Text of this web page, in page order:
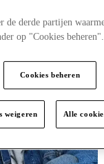
de derde partijen
op "Cookies beheren".
Cookies beheren
weigeren Alle